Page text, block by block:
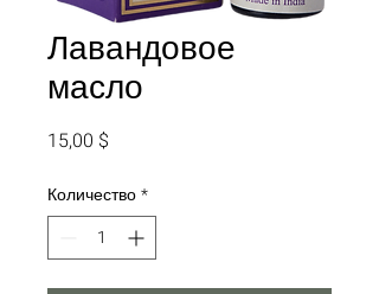
Лавандовое
масло
15,00 $
Количество*